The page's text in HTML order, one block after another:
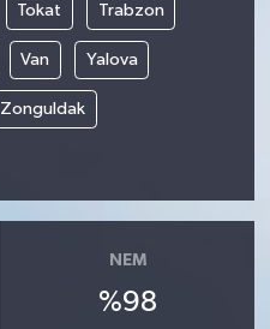
Tokat Trabzon
Van Yalova
Zonguldak
NEM
%98